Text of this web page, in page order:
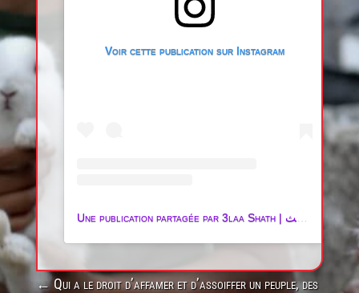
Voir cette publication sur Instagram
Une publication partagée par 3laa Shath | علاء شعث (@3laa.pal1)
←Qui a le droit d’affamer et d’assoiffer un peuple, des